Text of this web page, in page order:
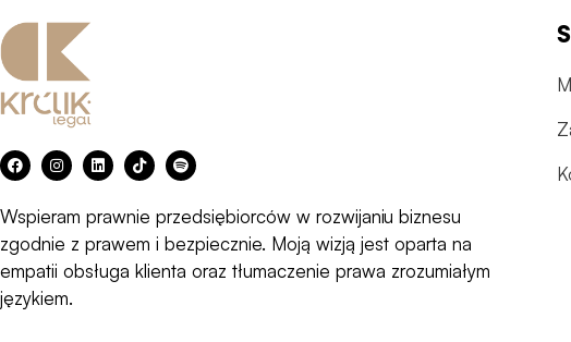
F
a
c
b
o
I
n
s
a
r
a
m
L
i
n
e
i
n
T
i
k
o
S
p
o
i
y
Wspieram prawnie przedsiębiorców w rozwijaniu biznesu
zgodnie z prawem i bezpiecznie. Moją wizją jest oparta na
empatii obsługa klienta oraz tłumaczenie prawa zrozumiałym
językiem.